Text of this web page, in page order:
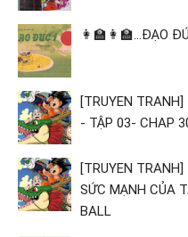
👩‍🏫👩‍🏫...ĐẠO
[TRUYEN
- TẬP 03- CHAP
[TRUYEN
SỨC MẠNH CỦA
BALL